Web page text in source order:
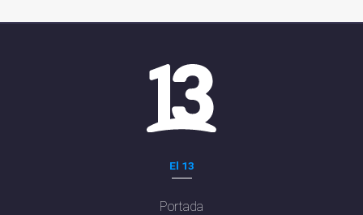
El 13
Portada